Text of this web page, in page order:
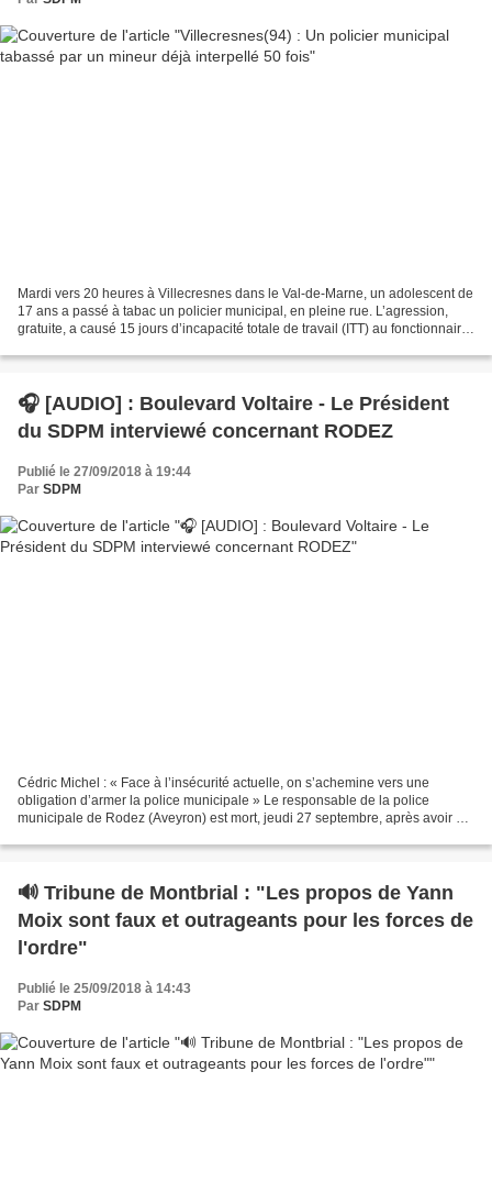
Mardi vers 20 heures à Villecresnes dans le Val-de-Marne, un adolescent de
17 ans a passé à tabac un policier municipal, en pleine rue. L’agression,
gratuite, a causé 15 jours d’incapacité totale de travail (ITT) au fonctionnaire
🎧 [AUDIO] : Boulevard Voltaire - Le Président
du SDPM interviewé concernant RODEZ
Publié le 27/09/2018 à 19:44
Par SDPM
Cédric Michel : « Face à l’insécurité actuelle, on s’achemine vers une
obligation d’armer la police municipale » Le responsable de la police
municipale de Rodez (Aveyron) est mort, jeudi 27 septembre, après avoir été
🔊 Tribune de Montbrial : "Les propos de Yann
Moix sont faux et outrageants pour les forces de
l'ordre"
Publié le 25/09/2018 à 14:43
Par SDPM